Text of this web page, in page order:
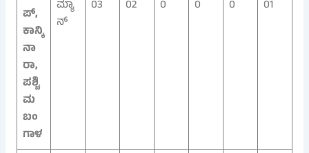
ಪ್,
ಕಾನ್ಕಿ
ನಾ
ರಾ,
ಪಶ್ಚಿ
ಮ
ಬಂ
ಗಾಳ
ಮ್ಯಾ
ನ್
03 02 0 0 0 01